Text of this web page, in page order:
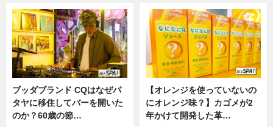
ブッダブランド CQはなぜパ
タヤに移住してバーを開いた
のか？60歳の節…
【オレンジを使っていないの
にオレンジ味？】カゴメが2
年かけて開発した革…